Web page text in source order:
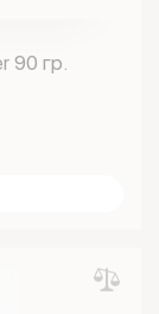
90 гр.